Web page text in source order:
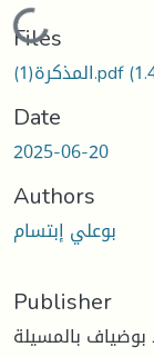
Loading...
Files
المذكرة(1).pdf
Date
2025-06-20
Authors
بوعلي إبتسام
Publisher
بالمسيلة